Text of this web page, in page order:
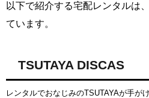
以下で紹介する宅配レンタルは
ています。
TSUTAYA DISCAS
レンタルでおなじみのTSUTAYAが手が